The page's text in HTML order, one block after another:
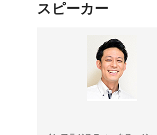
スピーカー